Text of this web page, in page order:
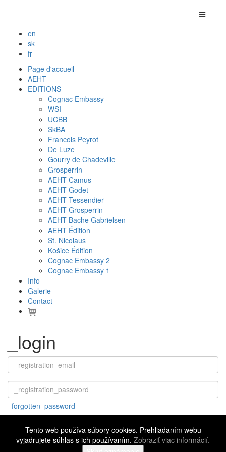
en
sk
fr
Page d'accueil
AEHT
EDITIONS
Cognac Embassy
WSI
UCBB
SkBA
Francois Peyrot
De Luze
Gourry de Chadeville
Grosperrin
AEHT Camus
AEHT Godet
AEHT Tessendier
AEHT Grosperrin
AEHT Bache Gabrielsen
AEHT Édition
St. Nicolaus
Košice Édition
Cognac Embassy 2
Cognac Embassy 1
Info
Galerie
Contact
_login
_forgotten_password
2016 - 2026 Cognac Embassy
Tento web používa súbory cookies. Prehliadaním webu
vyjadrujete súhlas s ich používaním. Zobraziť viac informácií.